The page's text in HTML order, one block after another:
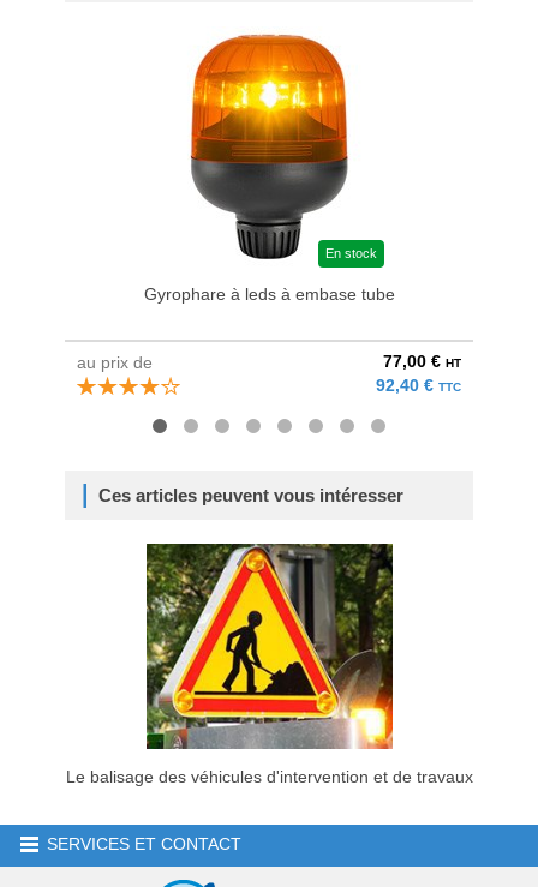
En stock
Gyrophare à leds à embase tube
au prix de 77,00 € HT
92,40 € TTC
Ces articles peuvent vous intéresser
Le balisage des véhicules d'intervention et de travaux
SERVICES ET CONTACT